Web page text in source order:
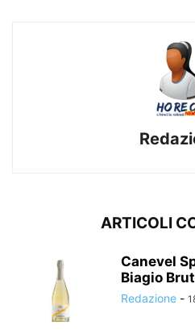
ARTICOLI
Canevel
Biagio
Redazione -